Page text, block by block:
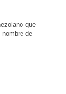
que
de